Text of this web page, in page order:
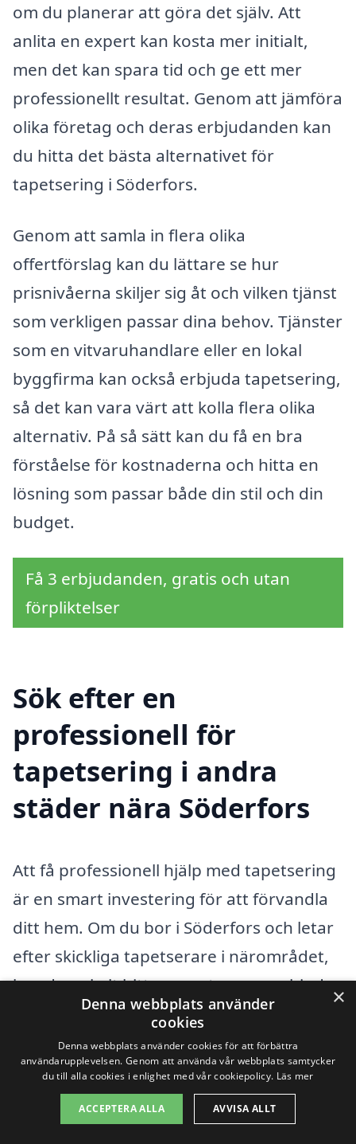
om du planerar att göra det själv. Att
anlita en expert kan kosta mer initialt,
men det kan spara tid och ge ett mer
professionellt resultat. Genom att jämföra
olika företag och deras erbjudanden kan
du hitta det bästa alternativet för
tapetsering i Söderfors.
Genom att samla in flera olika
offertförslag kan du lättare se hur
prisnivåerna skiljer sig åt och vilken tjänst
som verkligen passar dina behov. Tjänster
som en vitvaruhandlare eller en lokal
byggfirma kan också erbjuda tapetsering,
så det kan vara värt att kolla flera olika
alternativ. På så sätt kan du få en bra
förståelse för kostnaderna och hitta en
lösning som passar både din stil och din
budget.
Få 3 erbjudanden, gratis och utan
förpliktelser
Sök efter en
professionell för
tapetsering i andra
städer nära Söderfors
Att få professionell hjälp med tapetsering
är en smart investering för att förvandla
ditt hem. Om du bor i Söderfors och letar
efter skickliga tapetserare i närområdet,
kan du enkelt hitta experter som erbjuder
sina tjänster. Genom vår plattform kan du
få tillgång till flera olika företag som
specialiserar sig på tapetsering i
Söderfors och dess omgivningar.
×
Denna webbplats använder
cookies
Denna webbplats använder cookies för att förbättra
användarupplevelsen. Genom att använda vår webbplats samtycker
du till alla cookies i enlighet med vår cookiepolicy. Läs mer
ACCEPTERA ALLA AVVISA ALLT